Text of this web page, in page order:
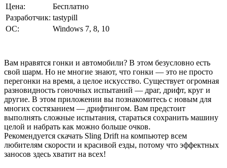
Цена:
Бесплатно
Разработчик: tastypill
ОС:
Windows 7, 8, 10
Вам нравятся гонки и автомобили? В этом безусловно есть
свой шарм. Но не многие знают, что гонки — это не просто
перегонки на время, а целое искусство. Существует огромная
разновидность гоночных испытаний — драг, дрифт, круг и
другие. В этом приложении вы познакомитесь с новым для
многих состязанием — дрифтингом. Вам предстоит
выполнять сложные испытания, стараться сохранить машину
целой и набрать как можно больше очков.
Рекомендуется скачать Sling Drift на компьютер всем
любителям скорости и красивой езды, потому что эффектных
заносов здесь хватит на всех!